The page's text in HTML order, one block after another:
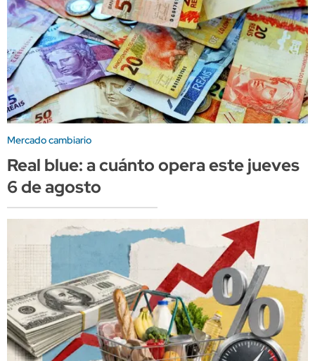
Mercado cambiario
Real blue: a cuánto opera este jueves
6 de agosto